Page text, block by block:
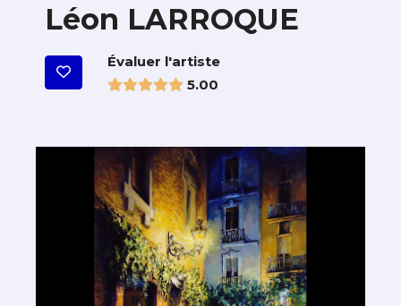
Léon LARROQUE
Évaluer l'artiste
5.00